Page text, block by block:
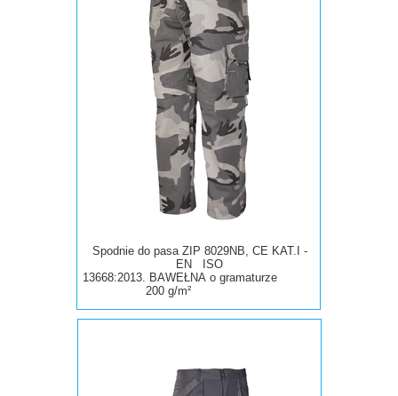
Spodnie do pasa ZIP 8029NB, CE KAT.I -
EN ISO
13668:2013. BAWEŁNA o gramaturze
200 g/m²